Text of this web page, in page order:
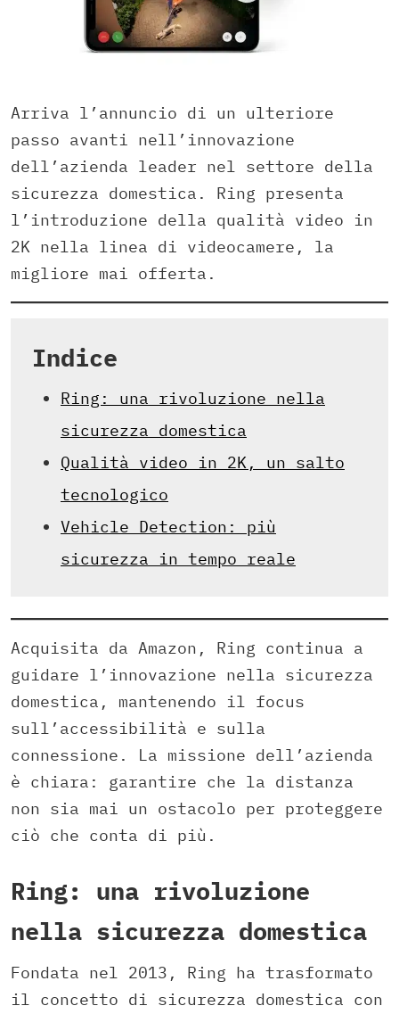
Arriva l’annuncio di un ulteriore
passo avanti nell’innovazione
dell’azienda leader nel settore della
sicurezza domestica. Ring presenta
l’introduzione della qualità video in
2K nella linea di videocamere, la
migliore mai offerta.
Indice
Ring: una rivoluzione nella
sicurezza domestica
Qualità video in 2K, un salto
tecnologico
Vehicle Detection: più
sicurezza in tempo reale
Acquisita da Amazon, Ring continua a
guidare l’innovazione nella sicurezza
domestica, mantenendo il focus
sull’accessibilità e sulla
connessione. La missione dell’azienda
è chiara: garantire che la distanza
non sia mai un ostacolo per proteggere
ciò che conta di più.
Ring: una rivoluzione
nella sicurezza domestica
Fondata nel 2013, Ring ha trasformato
il concetto di sicurezza domestica con